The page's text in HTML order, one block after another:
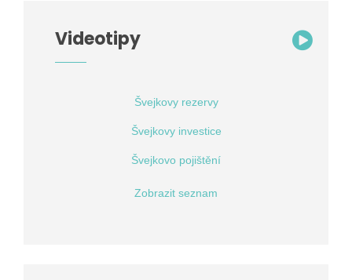
Videotipy
Švejkovy rezervy
Švejkovy investice
Švejkovo pojištění
Zobrazit seznam